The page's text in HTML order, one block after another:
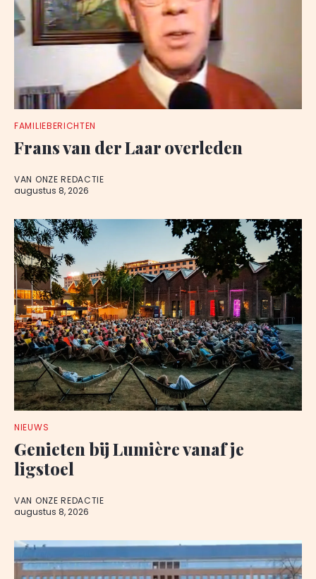
FAMILIEBERICHTEN
Frans van der Laar overleden
VAN ONZE REDACTIE
augustus 8, 2026
NIEUWS
Genieten bij Lumière vanaf je
ligstoel
VAN ONZE REDACTIE
augustus 8, 2026